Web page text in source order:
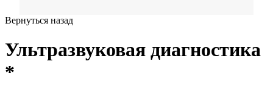
медицине
Вернуться назад
Ультразвуковая диагностика
*